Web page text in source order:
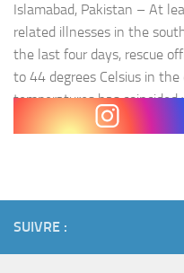
Islamabad, Pakistan – At
related illnesses in the
the last four days, rescue
to 44 degrees Celsius in
temperatures has
Muslims who fast in…
SUIVRE :